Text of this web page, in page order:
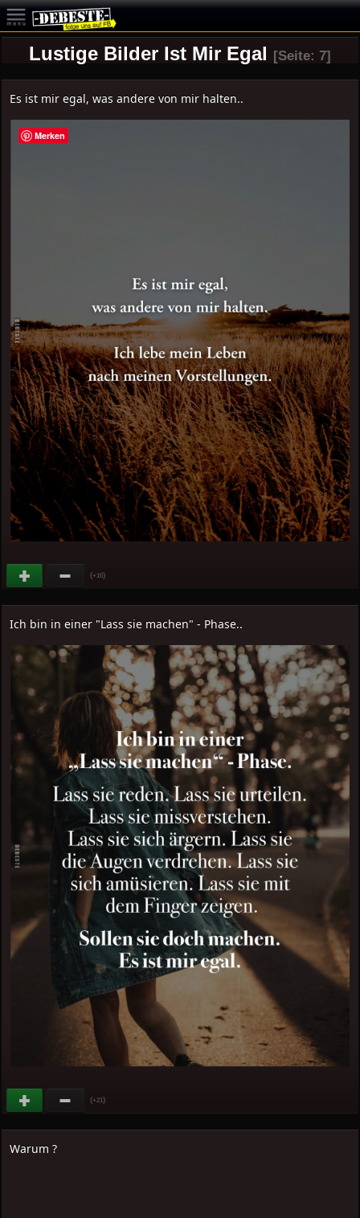
Lustige Bilder Ist Mir Egal [Seite: 7]
Es ist mir egal, was andere von mir halten..
(+16)
Ich bin in einer "Lass sie machen" - Phase..
(+21)
Warum ?
Merken